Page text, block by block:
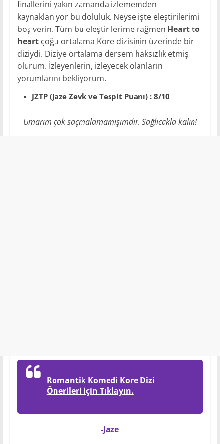
finallerini yakın zamanda izlememden
kaynaklanıyor bu doluluk. Neyse işte eleştirilerimi
boş verin. Tüm bu eleştirilerime rağmen Heart to
heartçoğu ortalama Kore dizisinin üzerinde bir
diziydi. Diziye ortalama dersem haksızlık etmiş
olurum. İzleyenlerin, izleyecek olanların
yorumlarını bekliyorum.
JZTP (Jaze Zevk ve Tespit Puanı) : 8/10
Umarım çok saçmalamamışımdır, Sağlıcakla kalın!
Romantik Komedi Kore Dizi
Önerileri için Tıklayın.
-Jaze